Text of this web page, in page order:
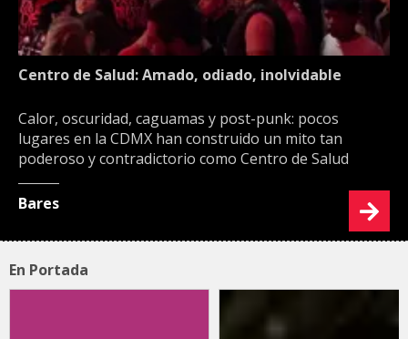
Centro de Salud: Amado, odiado, inolvidable
Calor, oscuridad, caguamas y post-punk: pocos
lugares en la CDMX han construido un mito tan
poderoso y contradictorio como Centro de Salud
Bares
En Portada